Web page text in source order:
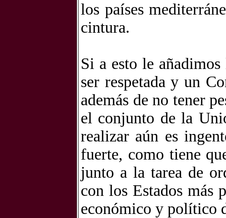
los países
cintura.
Si a esto le
ser respetada y un
además de no tener
el conjunto de la
realizar aún es
fuerte, como tiene
junto a la tarea de
con los Estados más
económico y político